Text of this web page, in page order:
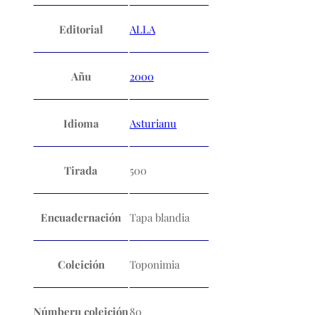
Editorial ALLA
Añu 2000
Idioma Asturianu
Tirada 500
Encuadernación Tapa blandia
Coleición Toponimia
Númberu coleición80